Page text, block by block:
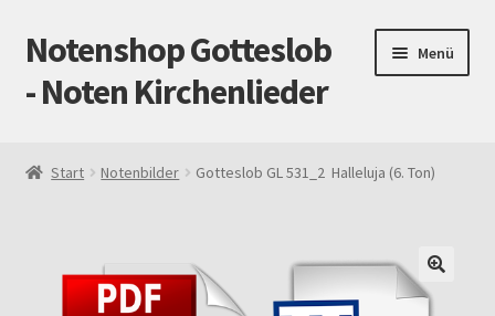
Zur
Navigation
springen
Zum
Inhalt
springen
Notenshop Gotteslob
- Noten Kirchenlieder
Menü
Start Notenbilder Gotteslob GL 531_2 Halleluja (6. Ton)